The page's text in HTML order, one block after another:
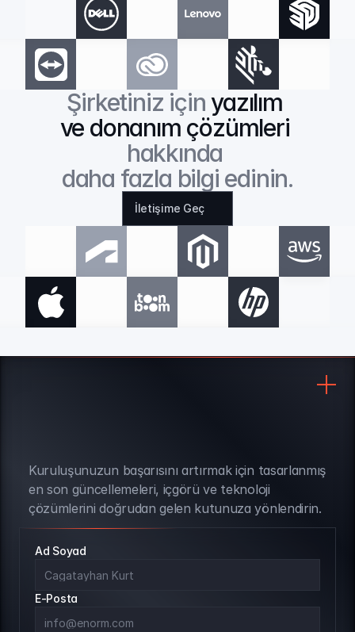
Şirketiniz için yazılım
ve donanım çözümleri
hakkında
daha fazla bilgi edinin.
İletişime Geç
BÜLTEN ABONELİĞİ
Kuruluşunuzun başarısını artırmak için tasarlanmış
en son güncellemeleri, içgörü ve teknoloji
çözümlerini doğrudan gelen kutunuza yönlendirin.
Ad Soyad
E-Posta